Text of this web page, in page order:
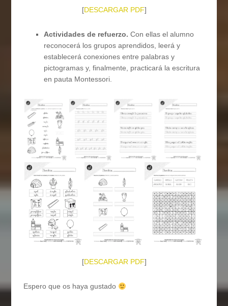
[DESCARGAR PDF]
Actividades de refuerzo. Con ellas el alumno
reconocerá los grupos aprendidos, leerá y
establecerá conexiones entre palabras y
pictogramas y, finalmente, practicará la escritura
en pauta Montessori.
[DESCARGAR PDF]
Espero que os haya gustado